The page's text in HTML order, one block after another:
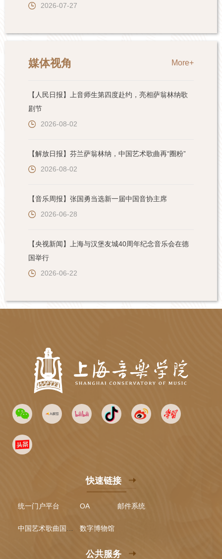
2026-07-27
媒体视角 More+
【人民日报】上音师生第四度赴约，亮相萨翁林纳歌
剧节
2026-08-02
【解放日报】芬兰萨翁林纳，中国艺术歌曲再“圈粉”
2026-08-02
【音乐周报】张国勇当选新一届中国音协主席
2026-06-28
【央视新闻】上海与汉堡友城40周年纪念音乐会在德
国举行
2026-06-22
快速链接
统一门户平台 OA 邮件系统
中国艺术歌曲国际声乐比赛 数字博物馆
公共服务